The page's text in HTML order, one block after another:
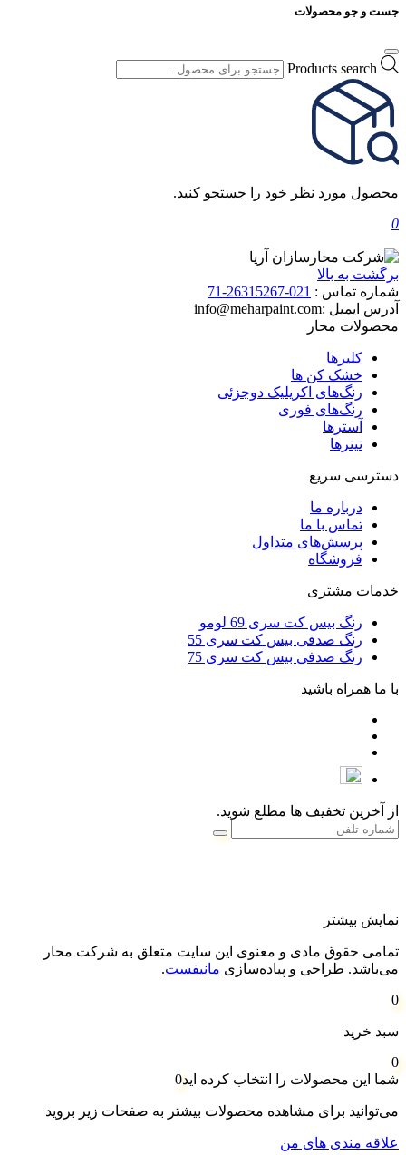
جست و جو محصولات
Products search
محصول مورد نظر خود را جستجو کنید.
0
برگشت به بالا
شماره تماس : 021-26315267-71
آدرس ایمیل :info@meharpaint.com
محصولات محار
کلیرها
خشک کن ها
رنگ‌های اکریلیک دوجزئی
رنگ‌های فوری
آسترها
تینرها
دسترسی سریع
درباره ما
تماس با ما
پرسش‌های متداول
فروشگاه
خدمات مشتری
رنگ بیس کت سری 69 لومو
رنگ صدفی بیس کت سری 55
رنگ صدفی بیس کت سری 75
با ما همراه باشید
از آخرین تخفیف ها مطلع شوید.
نمایش بیشتر
تمامی حقوق مادی و معنوی این سایت متعلق به شرکت محار
می‌باشد. طراحی و پیاده‌سازی مانیفست.
0
سبد خرید
0
شما این محصولات را انتخاب کرده اید0
می‌توانید برای مشاهده محصولات بیشتر به صفحات زیر بروید
علاقه مندی های من